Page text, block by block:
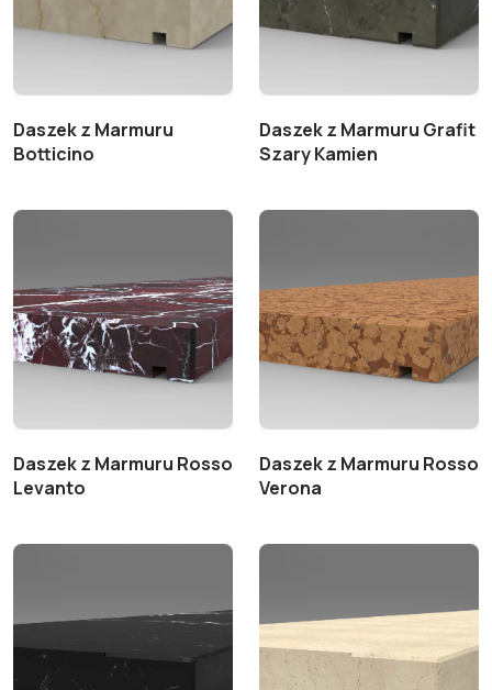
Daszek z Marmuru
Botticino
Daszek z Marmuru Grafit
Szary Kamien
Daszek z Marmuru Rosso
Levanto
Daszek z Marmuru Rosso
Verona